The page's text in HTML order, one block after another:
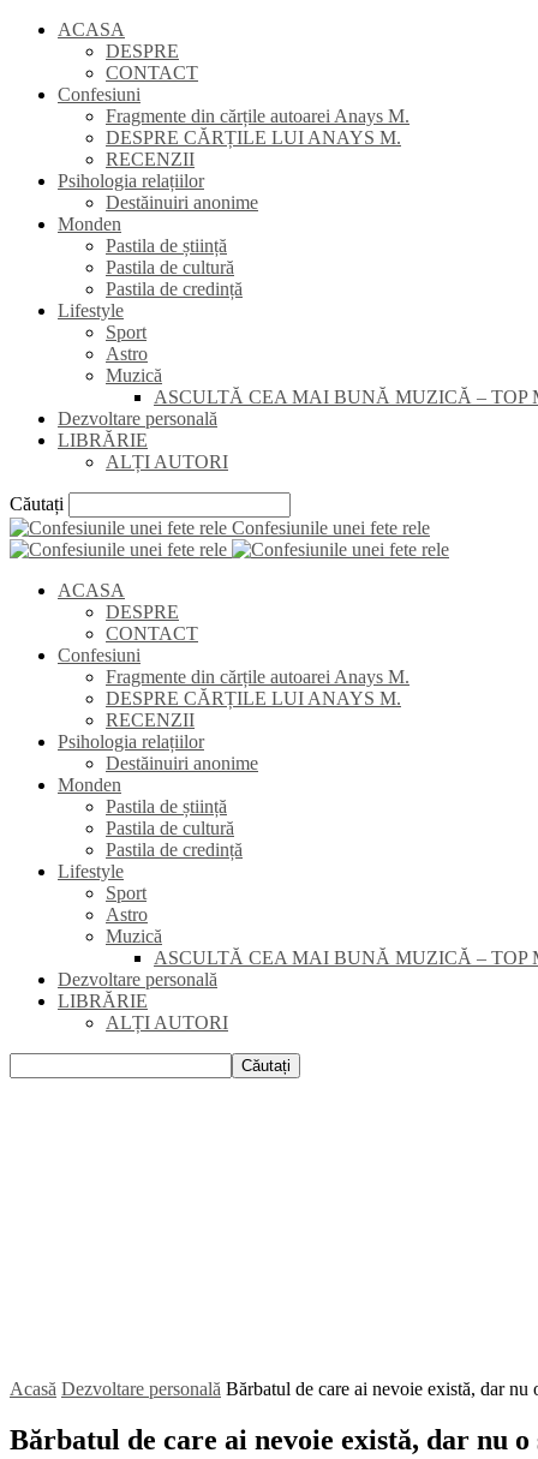
ACASA
DESPRE
CONTACT
Confesiuni
Fragmente din cărțile autoarei Anays M.
DESPRE CĂRȚILE LUI ANAYS M.
RECENZII
Psihologia relațiilor
Destăinuiri anonime
Monden
Pastila de știință
Pastila de cultură
Pastila de credință
Lifestyle
Sport
Astro
Muzică
ASCULTĂ CEA MAI BUNĂ MUZICĂ – TOP
Dezvoltare personală
LIBRĂRIE
ALȚI AUTORI
Căutați
Confesiunile unei fete rele
ACASA
DESPRE
CONTACT
Confesiuni
Fragmente din cărțile autoarei Anays M.
DESPRE CĂRȚILE LUI ANAYS M.
RECENZII
Psihologia relațiilor
Destăinuiri anonime
Monden
Pastila de știință
Pastila de cultură
Pastila de credință
Lifestyle
Sport
Astro
Muzică
ASCULTĂ CEA MAI BUNĂ MUZICĂ – TOP
Dezvoltare personală
LIBRĂRIE
ALȚI AUTORI
Acasă Dezvoltare personală Bărbatul de care ai nevoie există, dar nu
Bărbatul de care ai nevoie există, dar nu